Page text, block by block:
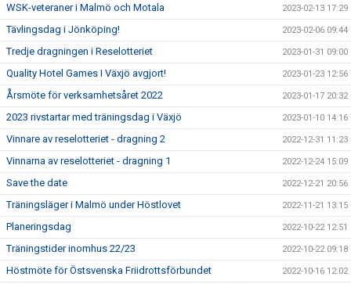
WSK-veteraner i Malmö och Motala 2023-02-13 17:29
Tävlingsdag i Jönköping! 2023-02-06 09:44
Tredje dragningen i Reselotteriet 2023-01-31 09:00
Quality Hotel Games I Växjö avgjort! 2023-01-23 12:56
Årsmöte för verksamhetsåret 2022 2023-01-17 20:32
2023 rivstartar med träningsdag i Växjö 2023-01-10 14:16
Vinnare av reselotteriet - dragning 2 2022-12-31 11:23
Vinnarna av reselotteriet - dragning 1 2022-12-24 15:09
Save the date 2022-12-21 20:56
Träningsläger i Malmö under Höstlovet 2022-11-21 13:15
Planeringsdag 2022-10-22 12:51
Träningstider inomhus 22/23 2022-10-22 09:18
Höstmöte för Östsvenska Friidrottsförbundet 2022-10-16 12:02